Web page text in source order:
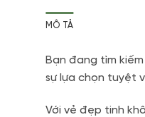
MÔ TẢ
Bạn đang tìm
sự lựa chọn tuyệt
Với vẻ đẹp tinh